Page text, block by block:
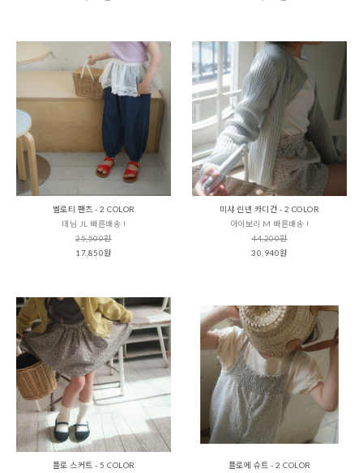
벨로티 팬츠 - 2 COLOR
데님 JL 빠른배송 !
25,500원
17,850원
미샤 린넨 카디건 - 2 COLOR
아이보리 M 빠른배송 !
44,200원
30,940원
플로 스커트 - 5 COLOR
플로에 슈트 - 2 COLOR